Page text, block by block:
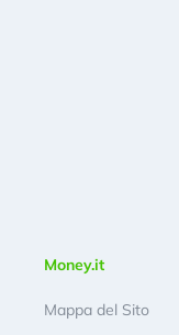
Money.it
Mappa del Sito